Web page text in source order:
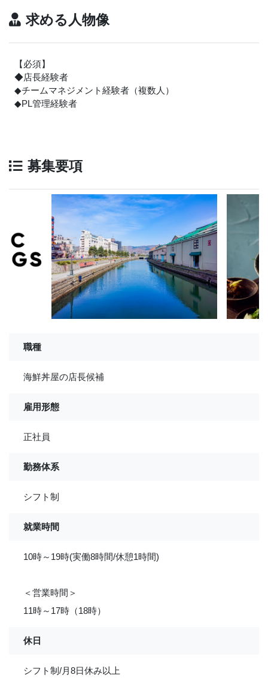
求める人物像
【必須】
◆店長経験者
◆チームマネジメント経験者（複数人）
◆PL管理経験者
募集要項
職種
海鮮丼屋の店長候補
雇用形態
正社員
勤務体系
シフト制
就業時間
10時～19時(実働8時間/休憩1時間)
＜営業時間＞
11時～17時（18時）
休日
シフト制/月8日休み以上